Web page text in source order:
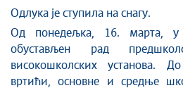
Издвојене теме
COVID-19 - архива
Одлука је ступила на снагу.
Од понедељка, 16. марта, у
обустављен рад
високошколских установа.
вртићи, основне и средње